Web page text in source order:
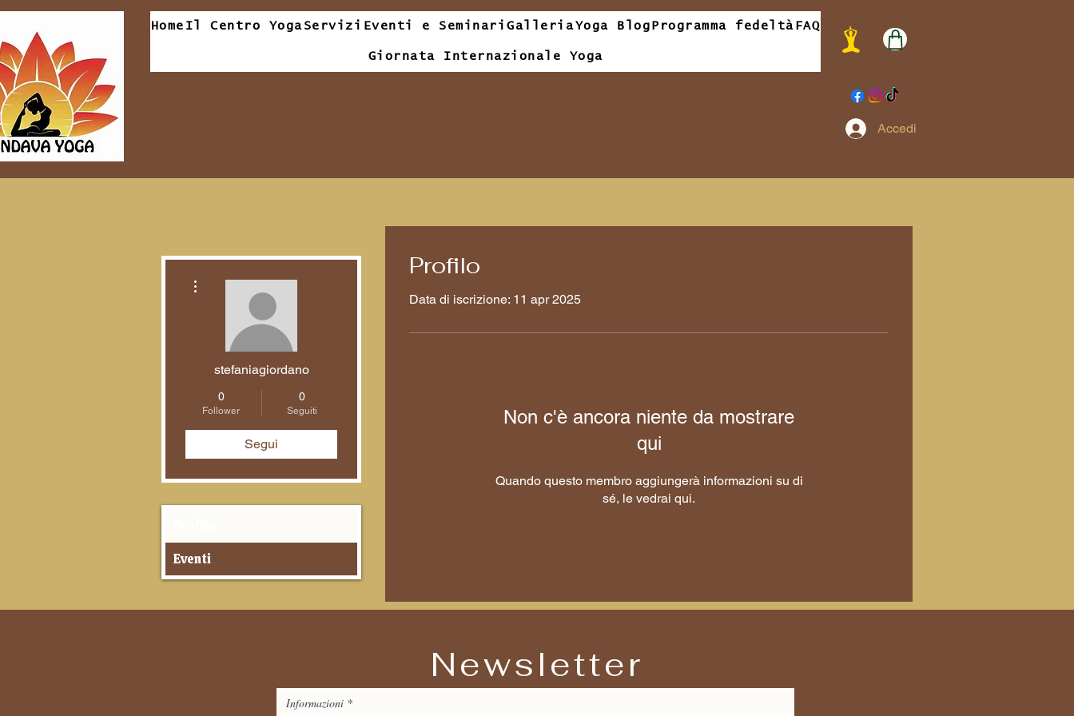
Home Il Centro Yoga Servizi Eventi e Seminari GalleriaYoga Blog Programma fedeltà FAQ
Giornata Internazionale Yoga
Accedi
Profilo
Data di iscrizione: 11 apr 2025
Non c'è ancora niente da mostrare
qui
Quando questo membro aggiungerà informazioni su di
sé, le vedrai qui.
stefaniagiordano
0
Follower
0
Seguiti
Segui
Eventi
Newsletter
Informazioni